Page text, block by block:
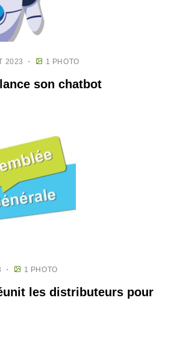
2023 1 PHOTO
son chatbot
1 PHOTO
les distributeurs pour